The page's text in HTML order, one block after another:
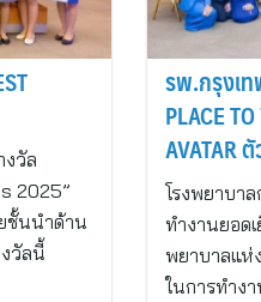
งวัล
2025”
ชั้นนำด้าน
วัลนี้
รพ.กรุงเท
PLACE
AVATAR
โรงพยาบา
ทำงานยอด
พยาบาลแห่
ในการทำง